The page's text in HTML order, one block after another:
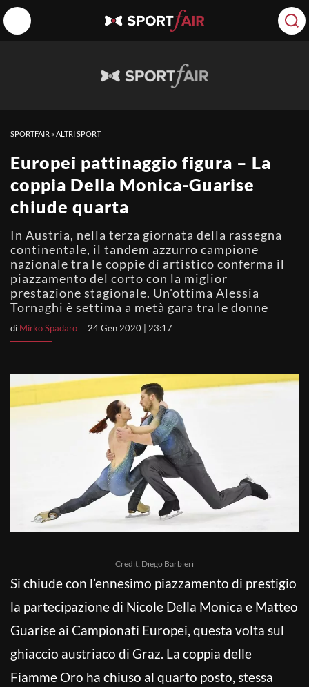
SPORTFAIR »ALTRI SPORT
Europei pattinaggio figura – La
coppia Della Monica-Guarise
chiude quarta
In Austria, nella terza giornata della rassegna
continentale, il tandem azzurro campione
nazionale tra le coppie di artistico conferma il
piazzamento del corto con la miglior
prestazione stagionale. Un'ottima Alessia
Tornaghi è settima a metà gara tra le donne
di Mirko Spadaro 24 Gen 2020 | 23:17
Credit: Diego Barbieri
Si chiude con l’ennesimo piazzamento di prestigio
la partecipazione di Nicole Della Monica e Matteo
Guarise ai Campionati Europei, questa volta sul
ghiaccio austriaco di Graz. La coppia delle
Fiamme Oro ha chiuso al quarto posto, stessa